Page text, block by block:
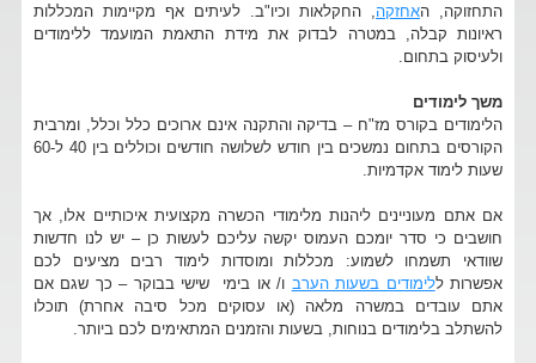
התחזוקה, האחזקה , החקלאות וכיו"ב. לעיתים אף מקיימות המכללות
ראיונות קבלה, במטרה לבדוק את מידת התאמת המועמד ללימודים
ולעיסוק בתחום.
משך לימודים
הלימודים בקורס מז"ח – בדיקה והתקנה אינם ארוכים כלל וכלל, ומרבית
הקורסים בתחום נמשכים בין חודש לשלושה חודשים וכוללים בין 40 ל-60
שעות לימוד אקדמיות.
אם אתם מעוניינים ליהנות מלימודי הכשרה מקצועית איכותיים אלו, אך
חושבים כי סדר יומכם העמוס יקשה עליכם לעשות כן – יש לנו חדשות
שוודאי תשמחו לשמוע: מכללות ומוסדות לימוד רבים מציעים לכם
אפשרות ללימודים בשעות הערב ו/ או בימי שישי בבוקר – כך שגם אם
אתם עובדים במשרה מלאה (או עסוקים מכל סיבה אחרת) תוכלו
להשתלב בלימודים בנוחות, בשעות והזמנים המתאימים לכם ביותר.